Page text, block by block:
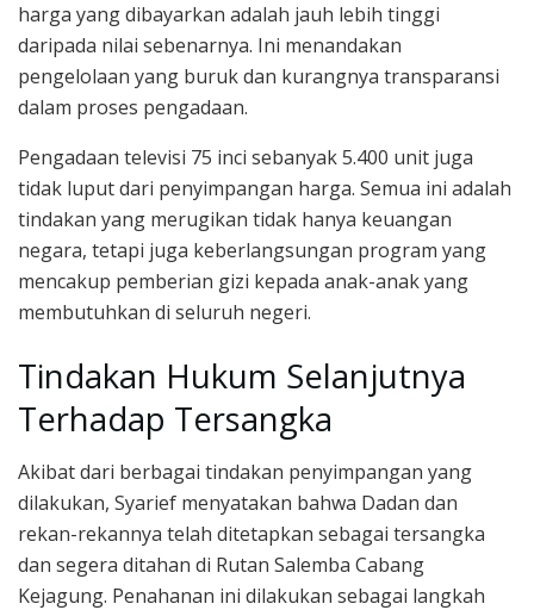
harga yang dibayarkan adalah jauh lebih tinggi
daripada nilai sebenarnya. Ini menandakan
pengelolaan yang buruk dan kurangnya transparansi
dalam proses pengadaan.
Pengadaan televisi 75 inci sebanyak 5.400 unit juga
tidak luput dari penyimpangan harga. Semua ini adalah
tindakan yang merugikan tidak hanya keuangan
negara, tetapi juga keberlangsungan program yang
mencakup pemberian gizi kepada anak-anak yang
membutuhkan di seluruh negeri.
Tindakan Hukum Selanjutnya
Terhadap Tersangka
Akibat dari berbagai tindakan penyimpangan yang
dilakukan, Syarief menyatakan bahwa Dadan dan
rekan-rekannya telah ditetapkan sebagai tersangka
dan segera ditahan di Rutan Salemba Cabang
Kejagung. Penahanan ini dilakukan sebagai langkah